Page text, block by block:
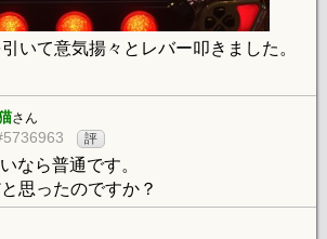
いて意気揚々とレバー叩きました。
さん
評
なら普通です。
思ったのですか？